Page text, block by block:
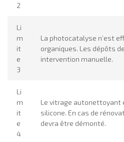
2
Li
m
it
e
3
La photocatalyse n’est
organiques. Les dépôts
intervention manuelle.
Li
m
it
e
4
Le vitrage autonettoyant
silicone. En cas de
devra être démonté.